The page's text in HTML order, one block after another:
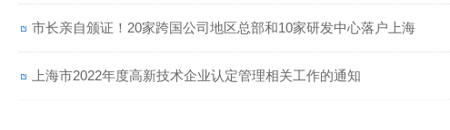
市长亲自颁证！20家跨国公司地区总部和10家研发中心落户上海
上海市2022年度高新技术企业认定管理相关工作的通知